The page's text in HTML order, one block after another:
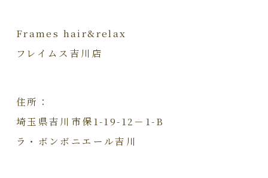
Frames hair&relax
フレイムス吉川店
住所：
埼玉県吉川市保1-19-12－1-B
ラ・ボンボニエール吉川